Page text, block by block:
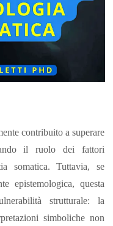
contribuito a superare
il ruolo dei fattori
somatica. Tuttavia, se
epistemologica, questa
strutturale: la
simboliche non